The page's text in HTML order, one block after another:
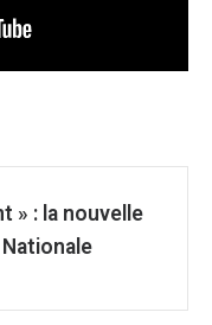
» : la nouvelle